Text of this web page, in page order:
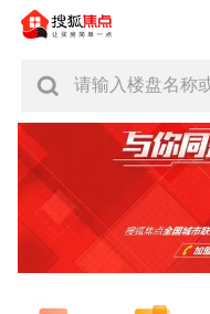
请输入楼盘名称